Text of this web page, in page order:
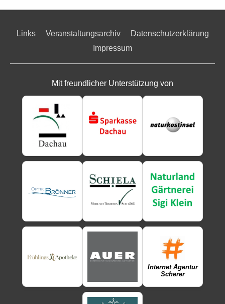
Links Veranstaltungsarchiv
Datenschutzerklärung
Impressum
Mit freundlicher Unterstützung von
Internet Agentur
Scherer